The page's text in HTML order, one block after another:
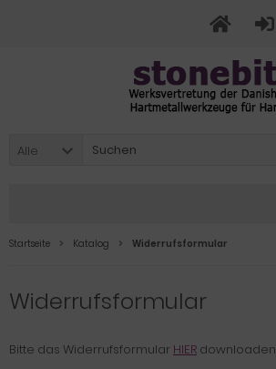
Alle
Startseite Katalog Widerrufsformular
Widerrufsformular
Bitte das Widerrufsformular HIER downloaden